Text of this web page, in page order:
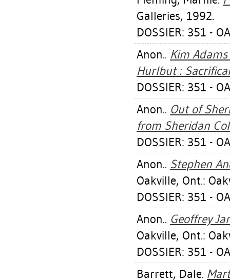
Galleries, 1992.
DOSSIER: 351 -
Anon.. Kim
Hurlbut :
DOSSIER: 351 -
Anon.. Out of
from Sheridan
DOSSIER: 351 -
Anon.. Stephen
Oakville, Ont.:
DOSSIER: 351 -
Anon.. Geoffrey
Oakville, Ont.:
DOSSIER: 351 -
Barrett, Dale.